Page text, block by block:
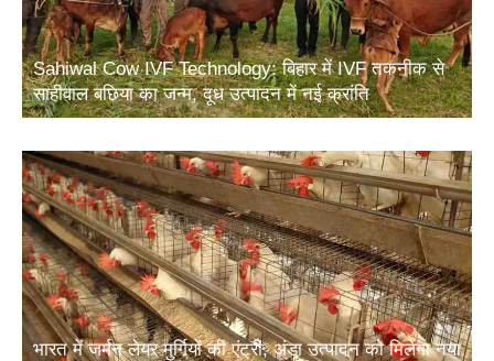
Sahiwal Cow IVF Technology: बिहार में IVF तकनीक से
साहीवाल बछिया का जन्म, दूध उत्पादन में नई क्रांति
भारत में जर्मन लेयर मुर्गियों की एंट्री, अंडा उत्पादन को मिलेगा नया